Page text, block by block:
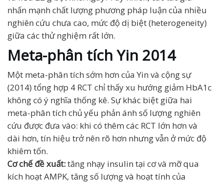
nhấn mạnh chất lượng phương pháp luận của nhiều
nghiên cứu chưa cao, mức độ dị biệt (heterogeneity)
giữa các thử nghiệm rất lớn.
Meta-phân tích Yin 2014
Một meta-phân tích sớm hơn của Yin và cộng sự
(2014) tổng hợp 4 RCT chỉ thấy xu hướng giảm HbA1c
không có ý nghĩa thống kê. Sự khác biệt giữa hai
meta-phân tích chủ yếu phản ánh số lượng nghiên
cứu được đưa vào: khi có thêm các RCT lớn hơn và
dài hơn, tín hiệu trở nên rõ hơn nhưng vẫn ở mức độ
khiêm tốn.
Cơ chế đề xuất:tăng nhạy insulin tại cơ và mỡ qua
kích hoạt AMPK, tăng số lượng và hoạt tính của